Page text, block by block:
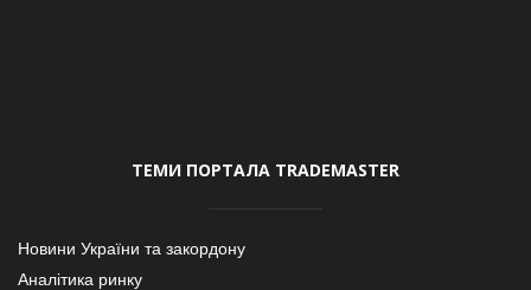
ТЕМИ ПОРТАЛА TRADEMASTER
Новини України та закордону
Аналітика ринку